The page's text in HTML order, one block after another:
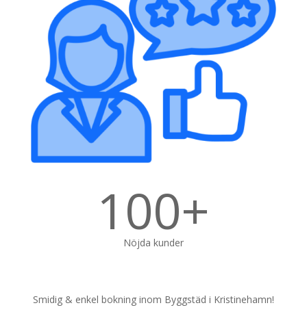
100+
Nöjda kunder
Smidig & enkel bokning inom Byggstäd i Kristinehamn!